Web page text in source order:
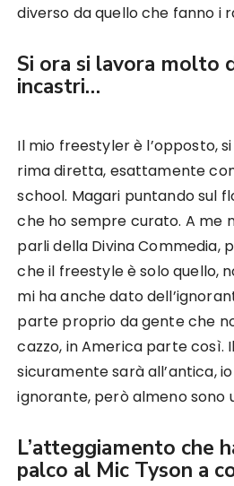
diverso da quello che fanno i
Si ora si lavora molto
incastri…
Il mio freestyler è l’opposto,
rima diretta, esattamente
school. Magari puntando sul
che ho sempre curato. A me
parli della Divina Commedia,
che il freestyle è solo quello,
mi ha anche dato
parte proprio da gente che
cazzo, in America parte così.
sicuramente sarà all’antica, io
ignorante, però almeno sono
L’atteggiamento che
palco al Mic Tyson a